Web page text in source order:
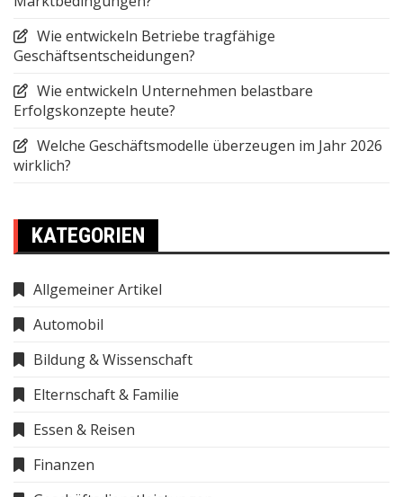
Wie entwickeln Betriebe tragfähige
Geschäftsentscheidungen?
Wie entwickeln Unternehmen belastbare
Erfolgskonzepte heute?
Welche Geschäftsmodelle überzeugen im Jahr 2026
wirklich?
KATEGORIEN
Allgemeiner Artikel
Automobil
Bildung & Wissenschaft
Elternschaft & Familie
Essen & Reisen
Finanzen